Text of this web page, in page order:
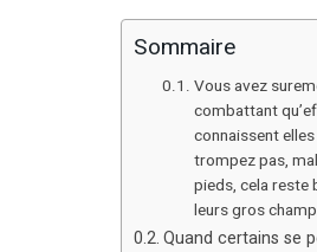
Sommaire
Vous avez
combattant
connaissent
trompez pas,
pieds, cela reste
leurs gros
Quand certains se